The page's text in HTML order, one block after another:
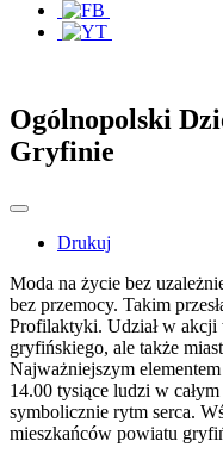
Ogólnopolski
Gryfinie
Drukuj
Moda na życie bez
bez przemocy. Takim
Profilaktyki. Udział w
gryfińskiego, ale także
Najważniejszym
14.00 tysiące ludzi w
symbolicznie rytm serca.
mieszkańców powiatu